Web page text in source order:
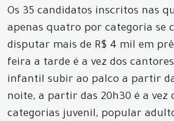
Os 35 candidatos inscritos nas
apenas quatro por categoria se
disputar mais de R$ 4 mil em
feira a tarde é a vez dos
infantil subir ao palco a partir
noite, a partir das 20h30 é a vez
categorias juvenil, popular